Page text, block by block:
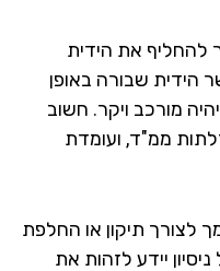
את הידית
שבורה באופן
ויקר. חשוב
ממ"ד, ועומדת
תיקון או החלפת
יידע לזהות את